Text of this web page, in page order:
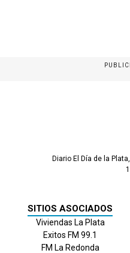
Diario El Día de la
SITIOS ASOCIADOS
Viviendas La Plata
Exitos FM 99.1
FM La Redonda